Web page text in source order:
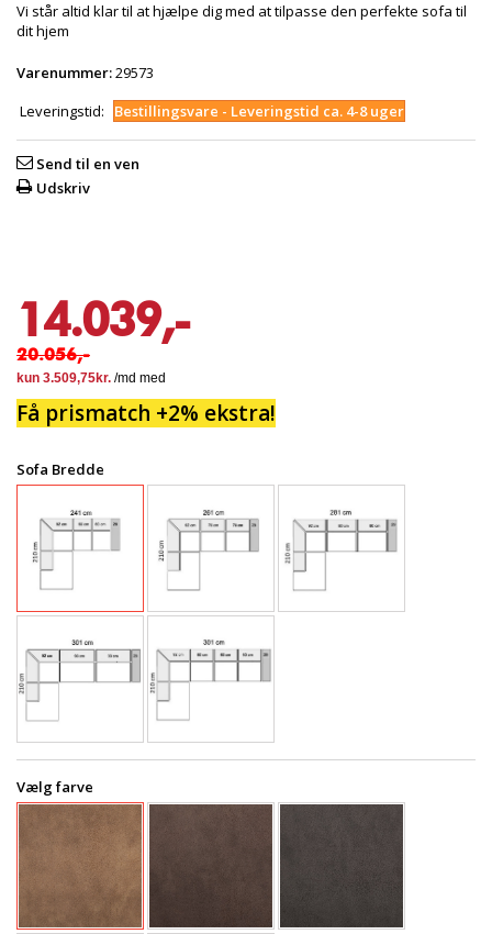
Vi står altid klar til at hjælpe dig med at tilpasse den perfekte sofa til
dit hjem
Varenummer:29573
Leveringstid:
Bestillingsvare - Leveringstid ca. 4-8 uger
Send til en ven
Udskriv
14.039,-
20.056,-
Få prismatch +2% ekstra!
Sofa Bredde
Vælg farve